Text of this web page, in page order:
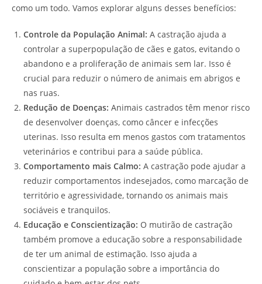
como um todo. Vamos explorar alguns desses benefícios:
Controle da População Animal: A castração ajuda a
controlar a superpopulação de cães e gatos, evitando o
abandono e a proliferação de animais sem lar. Isso é
crucial para reduzir o número de animais em abrigos e
nas ruas.
Redução de Doenças: Animais castrados têm menor risco
de desenvolver doenças, como câncer e infecções
uterinas. Isso resulta em menos gastos com tratamentos
veterinários e contribui para a saúde pública.
Comportamento mais Calmo: A castração pode ajudar a
reduzir comportamentos indesejados, como marcação de
território e agressividade, tornando os animais mais
sociáveis e tranquilos.
Educação e Conscientização: O mutirão de castração
também promove a educação sobre a responsabilidade
de ter um animal de estimação. Isso ajuda a
conscientizar a população sobre a importância do